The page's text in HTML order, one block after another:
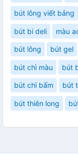
bút lông viết bảng
bút bi deli màu
bút lông bút gel
bút chì màu bút
bút chì bấm bút
bút thiên long